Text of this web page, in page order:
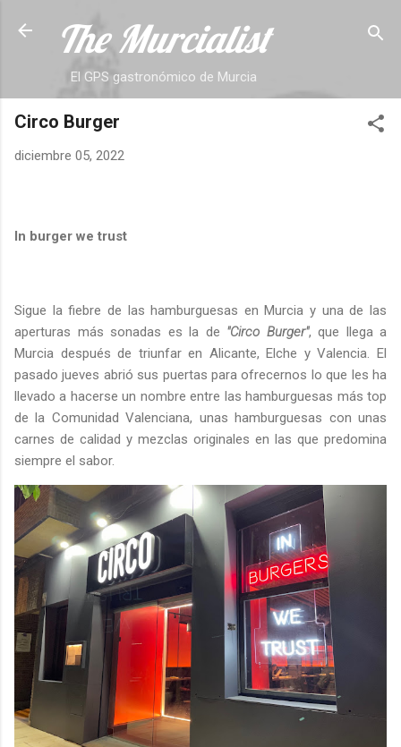
Ir al contenido principal
The Murcialist
El GPS gastronómico de Murcia
Circo Burger
diciembre 05, 2022
In burger we trust
Sigue la fiebre de las hamburguesas en Murcia y una de las
aperturas más sonadas es la de "Circo Burger", que llega a
Murcia después de triunfar en Alicante, Elche y Valencia. El
pasado jueves abrió sus puertas para ofrecernos lo que les ha
llevado a hacerse un nombre entre las hamburguesas más top
de la Comunidad Valenciana, unas hamburguesas con unas
carnes de calidad y mezclas originales en las que predomina
siempre el sabor.